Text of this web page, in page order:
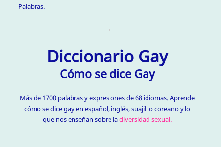
Palabras.
Diccionario Gay
Cómo se dice Gay
Más de 1700 palabras y expresiones de 68 idiomas. Aprende
cómo se dice gay en español, inglés, suajili o coreano y lo
que nos enseñan sobre ladiversidad sexual.